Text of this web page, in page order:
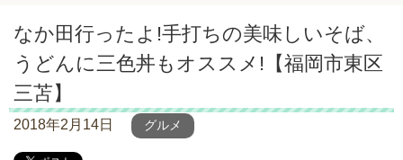
なか田行ったよ!手打ちの美味しいそば、
うどんに三色丼もオススメ!【福岡市東区
三苫】
2018年2月14日 グルメ